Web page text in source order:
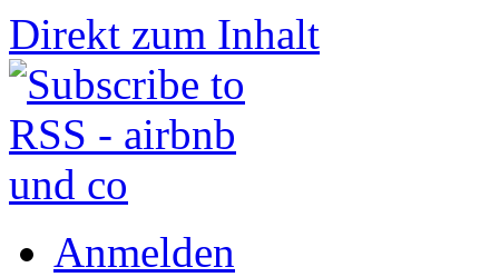
Direkt zum Inhalt
Anmelden